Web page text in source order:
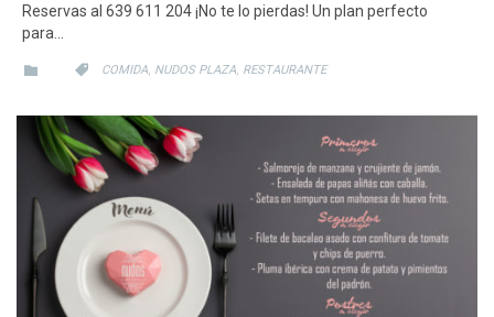
Reservas al 639 611 204 ¡No te lo pierdas! Un plan perfecto
para…
 CATEGORY
 CATEGORY
COMIDA NUDOS PLAZA RESTAURANTE